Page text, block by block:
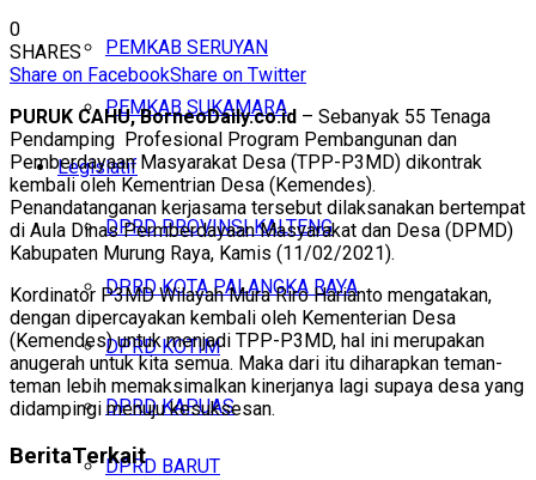
PEMKAB SERUYAN
PEMKAB SUKAMARA
Legislatif
DPRD PROVINSI KALTENG
DPRD KOTA PALANGKA RAYA
DPRD KOTIM
DPRD KAPUAS
DPRD BARUT
0
SHARES
Share on FacebookShare on Twitter
PURUK CAHU, BorneoDaily.co.id – Sebanyak 55 Tenaga
Pendamping Profesional Program Pembangunan dan
Pemberdayaan Masyarakat Desa (TPP-P3MD) dikontrak
kembali oleh Kementrian Desa (Kemendes).
Penandatanganan kerjasama tersebut dilaksanakan bertempat
di Aula Dinas Permberdayaan Masyarakat dan Desa (DPMD)
Kabupaten Murung Raya, Kamis (11/02/2021).
Kordinator P3MD Wilayah Mura Riro Harianto mengatakan,
dengan dipercayakan kembali oleh Kementerian Desa
(Kemendes) untuk menjadi TPP-P3MD, hal ini merupakan
anugerah untuk kita semua. Maka dari itu diharapkan teman-
teman lebih memaksimalkan kinerjanya lagi supaya desa yang
didampingi menuju kesuksesan.
BeritaTerkait